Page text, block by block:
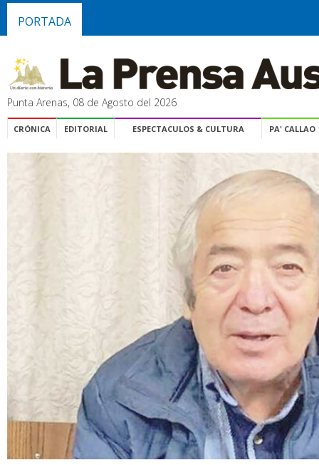
PORTADA
Punta Arenas, 08 de Agosto del 2026
CRÓNICA EDITORIAL ESPECTACULOS & CULTURA PA' CALLAO